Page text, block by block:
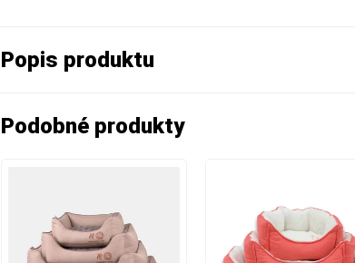
Popis produktu
Podobné produkty